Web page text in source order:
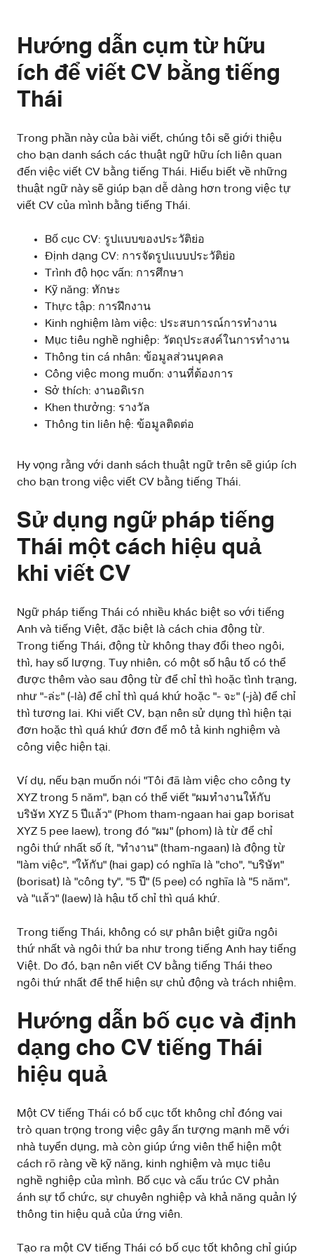
Hướng dẫn cụm từ hữu
ích để viết CV bằng tiếng
Thái
Trong phần này của bài viết, chúng tôi sẽ giới thiệu
cho bạn danh sách các thuật ngữ hữu ích liên quan
đến việc viết CV bằng tiếng Thái. Hiểu biết về những
thuật ngữ này sẽ giúp bạn dễ dàng hơn trong việc tự
viết CV của mình bằng tiếng Thái.
Bố cục CV: รูปแบบของประวัติย่อ
Định dạng CV: การจัดรูปแบบประวัติย่อ
Trình độ học vấn: การศึกษา
Kỹ năng: ทักษะ
Thực tập: การฝึกงาน
Kinh nghiệm làm việc: ประสบการณ์การทำงาน
Mục tiêu nghề nghiệp: วัตถุประสงค์ในการทำงาน
Thông tin cá nhân: ข้อมูลส่วนบุคคล
Công việc mong muốn: งานที่ต้องการ
Sở thích: งานอดิเรก
Khen thưởng: รางวัล
Thông tin liên hệ: ข้อมูลติดต่อ
Hy vọng rằng với danh sách thuật ngữ trên sẽ giúp ích
cho bạn trong việc viết CV bằng tiếng Thái.
Sử dụng ngữ pháp tiếng
Thái một cách hiệu quả
khi viết CV
Ngữ pháp tiếng Thái có nhiều khác biệt so với tiếng
Anh và tiếng Việt, đặc biệt là cách chia động từ.
Trong tiếng Thái, động từ không thay đổi theo ngôi,
thì, hay số lượng. Tuy nhiên, có một số hậu tố có thể
được thêm vào sau động từ để chỉ thì hoặc tình trạng,
như "-ล่ะ" (-là) để chỉ thì quá khứ hoặc "- จะ" (-jà) để chỉ
thì tương lai. Khi viết CV, bạn nên sử dụng thì hiện tại
đơn hoặc thì quá khứ đơn để mô tả kinh nghiệm và
công việc hiện tại.
Ví dụ, nếu bạn muốn nói "Tôi đã làm việc cho công ty
XYZ trong 5 năm", bạn có thể viết "ผมทำงานให้กับ
บริษัท XYZ 5 ปีแล้ว" (Phom tham-ngaan hai gap borisat
XYZ 5 pee laew), trong đó "ผม" (phom) là từ để chỉ
ngôi thứ nhất số ít, "ทำงาน" (tham-ngaan) là động từ
"làm việc", "ให้กับ" (hai gap) có nghĩa là "cho", "บริษัท"
(borisat) là "công ty", "5 ปี" (5 pee) có nghĩa là "5 năm",
và "แล้ว" (laew) là hậu tố chỉ thì quá khứ.
Trong tiếng Thái, không có sự phân biệt giữa ngôi
thứ nhất và ngôi thứ ba như trong tiếng Anh hay tiếng
Việt. Do đó, bạn nên viết CV bằng tiếng Thái theo
ngôi thứ nhất để thể hiện sự chủ động và trách nhiệm.
Hướng dẫn bố cục và định
dạng cho CV tiếng Thái
hiệu quả
Một CV tiếng Thái có bố cục tốt không chỉ đóng vai
trò quan trọng trong việc gây ấn tượng mạnh mẽ với
nhà tuyển dụng, mà còn giúp ứng viên thể hiện một
cách rõ ràng về kỹ năng, kinh nghiệm và mục tiêu
nghề nghiệp của mình. Bố cục và cấu trúc CV phản
ánh sự tổ chức, sự chuyên nghiệp và khả năng quản lý
thông tin hiệu quả của ứng viên.
Tạo ra một CV tiếng Thái có bố cục tốt không chỉ giúp